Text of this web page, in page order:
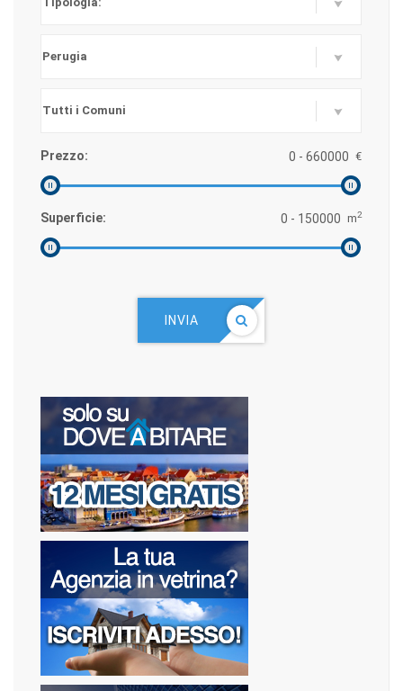
Prezzo: €
Superficie: m2
INVIA